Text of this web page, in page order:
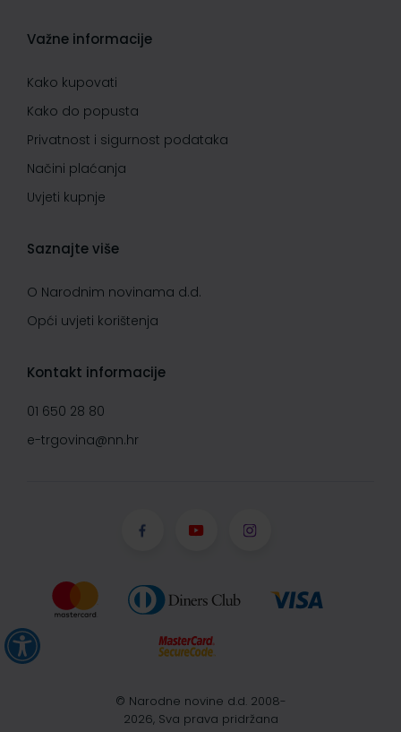
Važne informacije
Kako kupovati
Kako do popusta
Privatnost i sigurnost podataka
Načini plaćanja
Uvjeti kupnje
Saznajte više
O Narodnim novinama d.d.
Opći uvjeti korištenja
Kontakt informacije
01 650 28 80
e-trgovina@nn.hr
© Narodne novine d.d. 2008-
2026, Sva prava pridržana